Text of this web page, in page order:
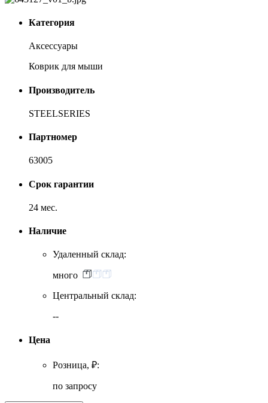
Категория
Аксессуары
Коврик для мыши
Производитель
STEELSERIES
Партномер
63005
Срок гарантии
24 мес.
Наличие
Удаленный склад:
много
Центральный склад:
--
Цена
Розница, ₽:
по запросу